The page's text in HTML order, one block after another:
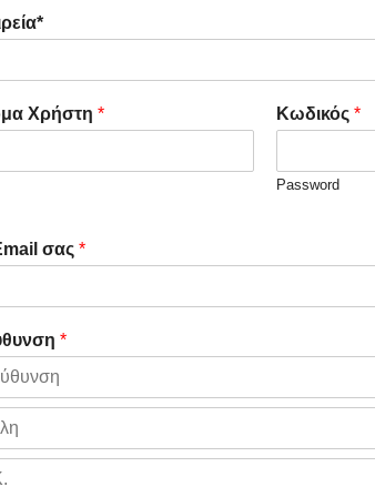
Χρήστη * Κωδικός *
Password
σας *
*